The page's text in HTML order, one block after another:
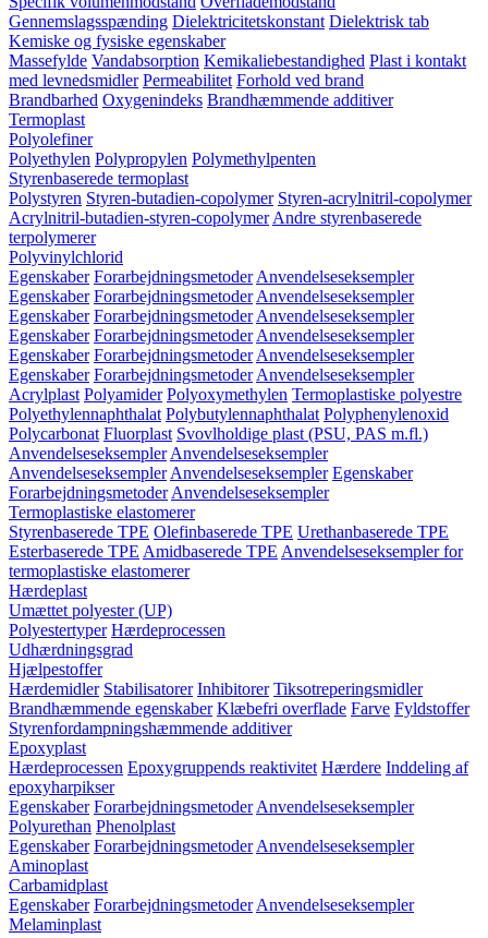
Gennemslagsspænding Dielektricitetskonstant Dielektrisk tab
Kemiske og fysiske egenskaber
Massefylde Vandabsorption Kemikaliebestandighed Plast i kontakt
med levnedsmidler Permeabilitet Forhold ved brand
Brandbarhed Oxygenindeks Brandhæmmende additiver
Termoplast
Polyolefiner
Polyethylen Polypropylen Polymethylpenten
Styrenbaserede termoplast
Polystyren Styren-butadien-copolymer Styren-acrylnitril-copolymer
Acrylnitril-butadien-styren-copolymer Andre styrenbaserede
terpolymerer
Polyvinylchlorid
Egenskaber Forarbejdningsmetoder Anvendelseseksempler
Egenskaber Forarbejdningsmetoder Anvendelseseksempler
Egenskaber Forarbejdningsmetoder Anvendelseseksempler
Egenskaber Forarbejdningsmetoder Anvendelseseksempler
Egenskaber Forarbejdningsmetoder Anvendelseseksempler
Egenskaber Forarbejdningsmetoder Anvendelseseksempler
Acrylplast Polyamider Polyoxymethylen Termoplastiske polyestre
Polyethylennaphthalat Polybutylennaphthalat Polyphenylenoxid
Polycarbonat Fluorplast Svovlholdige plast (PSU, PAS m.fl.)
Anvendelseseksempler Anvendelseseksempler
Anvendelseseksempler Anvendelseseksempler Egenskaber
Forarbejdningsmetoder Anvendelseseksempler
Termoplastiske elastomerer
Styrenbaserede TPE Olefinbaserede TPE Urethanbaserede TPE
Esterbaserede TPE Amidbaserede TPE Anvendelseseksempler for
termoplastiske elastomerer
Hærdeplast
Umættet polyester (UP)
Polyestertyper Hærdeprocessen
Udhærdningsgrad
Hjælpestoffer
Hærdemidler Stabilisatorer Inhibitorer Tiksotreperingsmidler
Brandhæmmende egenskaber Klæbefri overflade Farve Fyldstoffer
Styrenfordampningshæmmende additiver
Epoxyplast
Hærdeprocessen Epoxygruppends reaktivitet Hærdere Inddeling af
epoxyharpikser
Egenskaber Forarbejdningsmetoder Anvendelseseksempler
Polyurethan Phenolplast
Egenskaber Forarbejdningsmetoder Anvendelseseksempler
Aminoplast
Carbamidplast
Egenskaber Forarbejdningsmetoder Anvendelseseksempler
Melaminplast